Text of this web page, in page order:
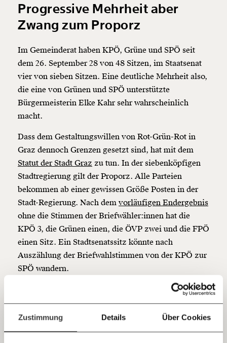
Zustimmung Details Über Cookies
Veränderung
beginnt mit Dir!
WerdeFördermitgliedund wir können gemeinsam
unsere Wirtschaft so gestalten, dass sie für alle
funktioniert. Unsere Recherchen sind für alle frei im
Netz. Unabhängig und werbefrei. Und das wird auch
so bleiben. Kämpf’ mit uns für den Fortschritt und
unterstütze uns mit Deinem Mitgliedsbeitrag.
Du überweist lieber direkt?
Hier unsere IBAN: AT34 4300 0498 0007 6017
Kontoinhaber: Momentum Institut - Verein für
sozialen Fortschritt
Jetzt
einfach
teilen.
Progressive Mehrheit aber
Zwang zum Proporz
Im Gemeinderat haben KPÖ, Grüne und SPÖ seit
dem 26. September 28 von 48 Sitzen, im Staatsenat
vier von sieben Sitzen. Eine deutliche Mehrheit also,
die eine von Grünen und SPÖ unterstützte
Bürgermeisterin Elke Kahr sehr wahrscheinlich
macht.
Dass dem Gestaltungswillen von Rot-Grün-Rot in
Graz dennoch Grenzen gesetzt sind, hat mit dem
Statut der Stadt Graz zu tun. In der siebenköpfigen
Stadtregierung gilt der Proporz. Alle Parteien
bekommen ab einer gewissen Größe Posten in der
Stadt-Regierung. Nach dem vorläufigen Endergebnis
ohne die Stimmen der Briefwähler:innen hat die
KPÖ 3, die Grünen einen, die ÖVP zwei und die FPÖ
einen Sitz. Ein Stadtsenatssitz könnte nach
Auszählung der Briefwahlstimmen von der KPÖ zur
SPÖ wandern.
Die Stadtverfassung zwingt die Fraktionen zur
Zusammenarbeit. Es war daher nur allzu
verständlich, dass Elke Kahr von der KPÖ noch am
Wahltag die schwer gedemütigte ÖVP zu